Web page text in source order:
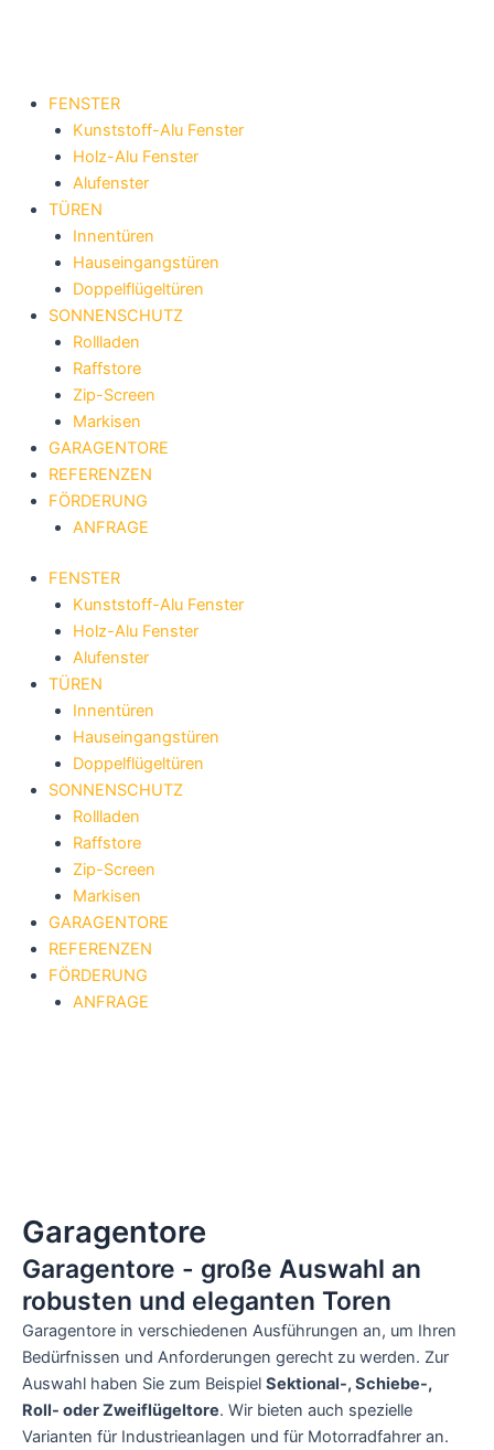
FENSTER
Kunststoff-Alu Fenster
Holz-Alu Fenster
Alufenster
TÜREN
Innentüren
Hauseingangstüren
Doppelflügeltüren
SONNENSCHUTZ
Rollladen
Raffstore
Zip-Screen
Markisen
GARAGENTORE
REFERENZEN
FÖRDERUNG
ANFRAGE
FENSTER
Kunststoff-Alu Fenster
Holz-Alu Fenster
Alufenster
TÜREN
Innentüren
Hauseingangstüren
Doppelflügeltüren
SONNENSCHUTZ
Rollladen
Raffstore
Zip-Screen
Markisen
GARAGENTORE
REFERENZEN
FÖRDERUNG
ANFRAGE
Garagentore
Garagentore - große Auswahl an
robusten und eleganten Toren
Garagentore in verschiedenen Ausführungen an, um Ihren
Bedürfnissen und Anforderungen gerecht zu werden. Zur
Auswahl haben Sie zum Beispiel Sektional-, Schiebe-,
Roll- oder Zweiflügeltore. Wir bieten auch spezielle
Varianten für Industrieanlagen und für Motorradfahrer an.